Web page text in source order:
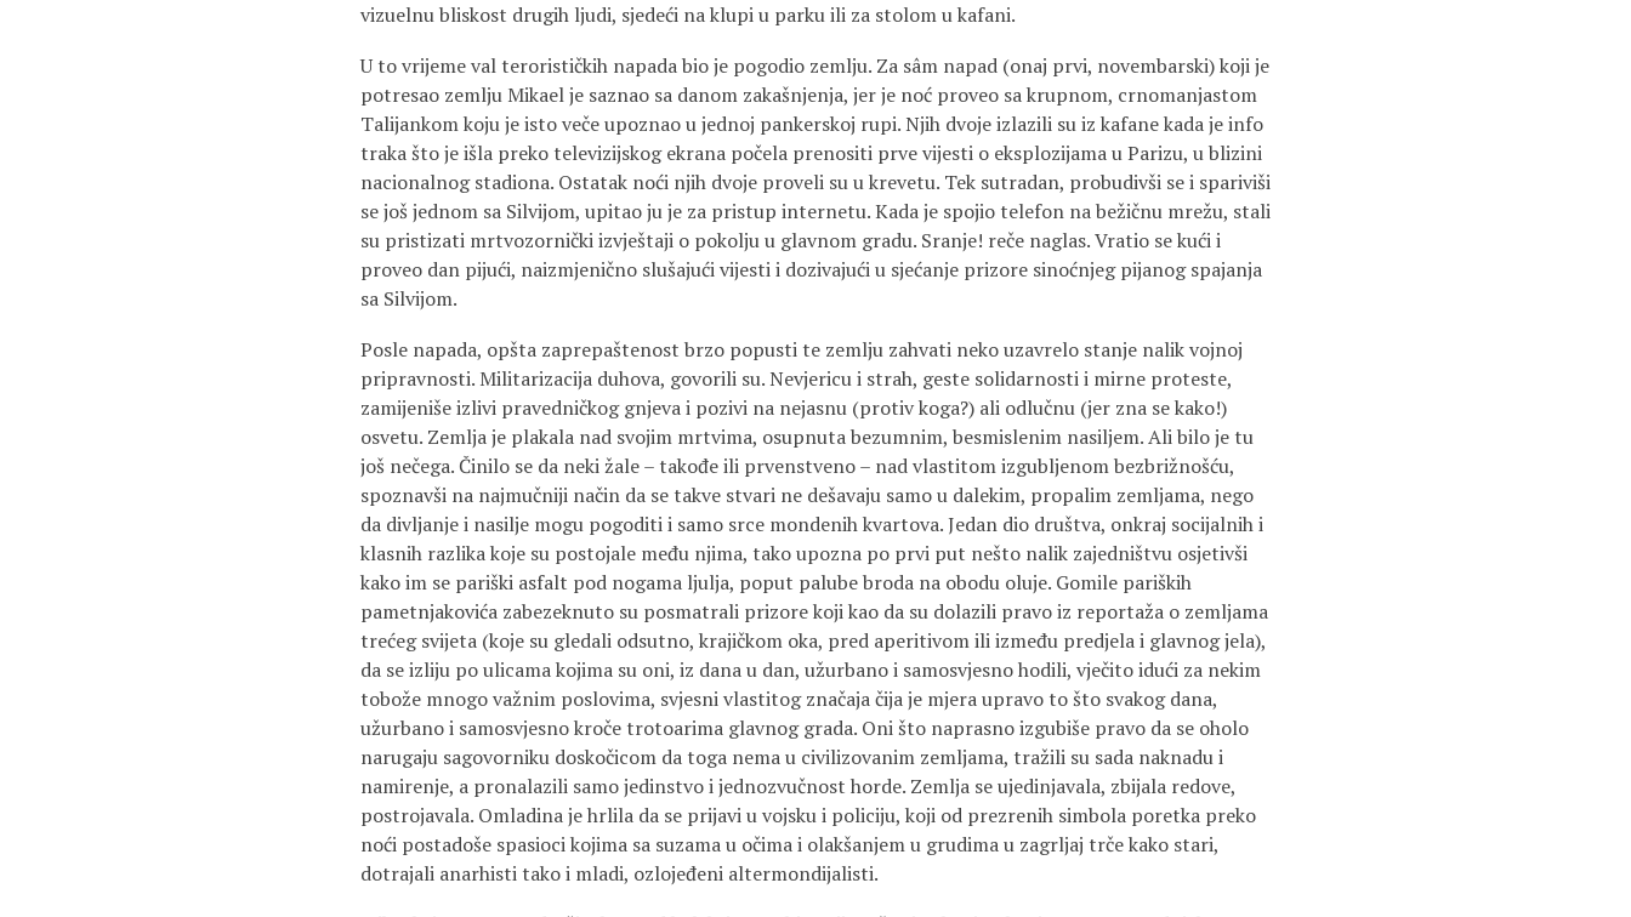
vizuelnu bliskost drugih ljudi, sjedeći na klupi u parku ili za stolom u kafani.
U to vrijeme val terorističkih napada bio je pogodio zemlju. Za sâm napad (onaj prvi, novembarski) koji je
potresao zemlju Mikael je saznao sa danom zakašnjenja, jer je noć proveo sa krupnom, crnomanjastom
Talijankom koju je isto veče upoznao u jednoj pankerskoj rupi. Njih dvoje izlazili su iz kafane kada je info
traka što je išla preko televizijskog ekrana počela prenositi prve vijesti o eksplozijama u Parizu, u blizini
nacionalnog stadiona. Ostatak noći njih dvoje proveli su u krevetu. Tek sutradan, probudivši se i spariviši
se još jednom sa Silvijom, upitao ju je za pristup internetu. Kada je spojio telefon na bežičnu mrežu, stali
su pristizati mrtvozornički izvještaji o pokolju u glavnom gradu. Sranje! reče naglas. Vratio se kući i
proveo dan pijući, naizmjenično slušajući vijesti i dozivajući u sjećanje prizore sinoćnjeg pijanog spajanja
sa Silvijom.
Posle napada, opšta zaprepaštenost brzo popusti te zemlju zahvati neko uzavrelo stanje nalik vojnoj
pripravnosti. Militarizacija duhova, govorili su. Nevjericu i strah, geste solidarnosti i mirne proteste,
zamijeniše izlivi pravedničkog gnjeva i pozivi na nejasnu (protiv koga?) ali odlučnu (jer zna se kako!)
osvetu. Zemlja je plakala nad svojim mrtvima, osupnuta bezumnim, besmislenim nasiljem. Ali bilo je tu
još nečega. Činilo se da neki žale – takođe ili prvenstveno – nad vlastitom izgubljenom bezbrižnošću,
spoznavši na najmučniji način da se takve stvari ne dešavaju samo u dalekim, propalim zemljama, nego
da divljanje i nasilje mogu pogoditi i samo srce mondenih kvartova. Jedan dio društva, onkraj socijalnih i
klasnih razlika koje su postojale među njima, tako upozna po prvi put nešto nalik zajedništvu osjetivši
kako im se pariški asfalt pod nogama ljulja, poput palube broda na obodu oluje. Gomile pariških
pametnjakovića zabezeknuto su posmatrali prizore koji kao da su dolazili pravo iz reportaža o zemljama
trećeg svijeta (koje su gledali odsutno, krajičkom oka, pred aperitivom ili između predjela i glavnog jela),
da se izliju po ulicama kojima su oni, iz dana u dan, užurbano i samosvjesno hodili, vječito idući za nekim
tobože mnogo važnim poslovima, svjesni vlastitog značaja čija je mjera upravo to što svakog dana,
užurbano i samosvjesno kroče trotoarima glavnog grada. Oni što naprasno izgubiše pravo da se oholo
narugaju sagovorniku doskočicom da toga nema u civilizovanim zemljama, tražili su sada naknadu i
namirenje, a pronalazili samo jedinstvo i jednozvučnost horde. Zemlja se ujedinjavala, zbijala redove,
postrojavala. Omladina je hrlila da se prijavi u vojsku i policiju, koji od prezrenih simbola poretka preko
noći postadoše spasioci kojima sa suzama u očima i olakšanjem u grudima u zagrljaj trče kako stari,
dotrajali anarhisti tako i mladi, ozlojeđeni altermondijalisti.